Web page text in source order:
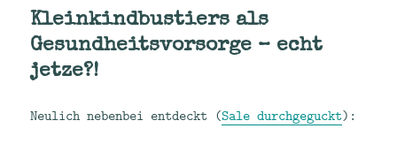
Kleinkindbustiers als
Gesundheitsvorsorge – echt
jetze?!
Neulich nebenbei entdeckt (Sale durchgeguckt):